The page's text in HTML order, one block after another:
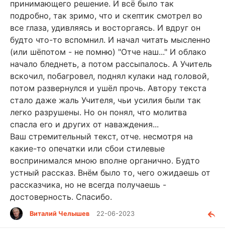
принимающего решение. И всё было так
подробно, так зримо, что и скептик смотрел во
все глаза, удивляясь и восторгаясь. И вдруг он
будто что-то вспомнил. И начал читать мысленно
(или шёпотом - не помню) "Отче наш..." И облако
начало бледнеть, а потом рассыпалось. А Учитель
вскочил, побагровел, поднял кулаки над головой,
потом развернулся и ушёл прочь. Автору текста
стало даже жаль Учителя, чьи усилия были так
легко разрушены. Но он понял, что молитва
спасла его и других от наваждения...
Ваш стремительный текст, отче. несмотря на
какие-то опечатки или сбои стилевые
воспринимался мною вполне органично. Будто
устный рассказ. Внём было то, чего ожидаешь от
рассказчика, но не всегда получаешь -
достоверность. Спасибо.
Виталий Челышев 22-06-2023